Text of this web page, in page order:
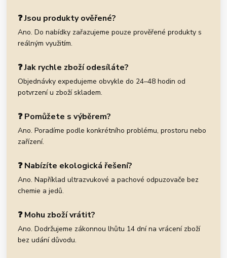
❓ Jsou produkty ověřené?
Ano. Do nabídky zařazujeme pouze prověřené produkty s
reálným využitím.
❓ Jak rychle zboží odesíláte?
Objednávky expedujeme obvykle do 24–48 hodin od
potvrzení u zboží skladem.
❓ Pomůžete s výběrem?
Ano. Poradíme podle konkrétního problému, prostoru nebo
zařízení.
❓ Nabízíte ekologická řešení?
Ano. Například ultrazvukové a pachové odpuzovače bez
chemie a jedů.
❓ Mohu zboží vrátit?
Ano. Dodržujeme zákonnou lhůtu 14 dní na vrácení zboží
bez udání důvodu.